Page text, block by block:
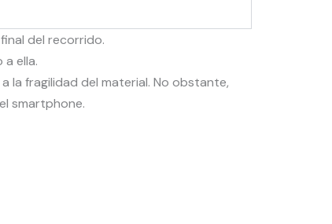
del recorrido.
ella.
la fragilidad del material. No obstante,
smartphone.